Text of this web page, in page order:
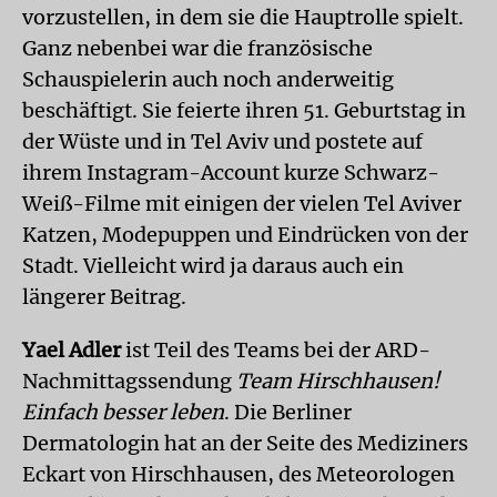
vorzustellen, in dem sie die Hauptrolle spielt.
Ganz nebenbei war die französische
Schauspielerin auch noch anderweitig
beschäftigt. Sie feierte ihren 51. Geburtstag in
der Wüste und in Tel Aviv und postete auf
ihrem Instagram-Account kurze Schwarz-
Weiß-Filme mit einigen der vielen Tel Aviver
Katzen, Modepuppen und Eindrücken von der
Stadt. Vielleicht wird ja daraus auch ein
längerer Beitrag.
Yael Adlerist Teil des Teams bei der ARD-
Nachmittagssendung Team Hirschhausen!
Einfach besser leben. Die Berliner
Dermatologin hat an der Seite des Mediziners
Eckart von Hirschhausen, des Meteorologen